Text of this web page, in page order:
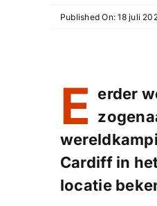
Published On: 18 juli
E erder
Cardiff in
locatie